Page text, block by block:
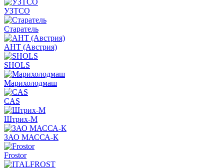
УЗТСО
Старатель
АНТ (Австрия)
SHOLS
Марихолодмаш
CAS
Штрих-М
ЗАО МАССА-К
Frostor